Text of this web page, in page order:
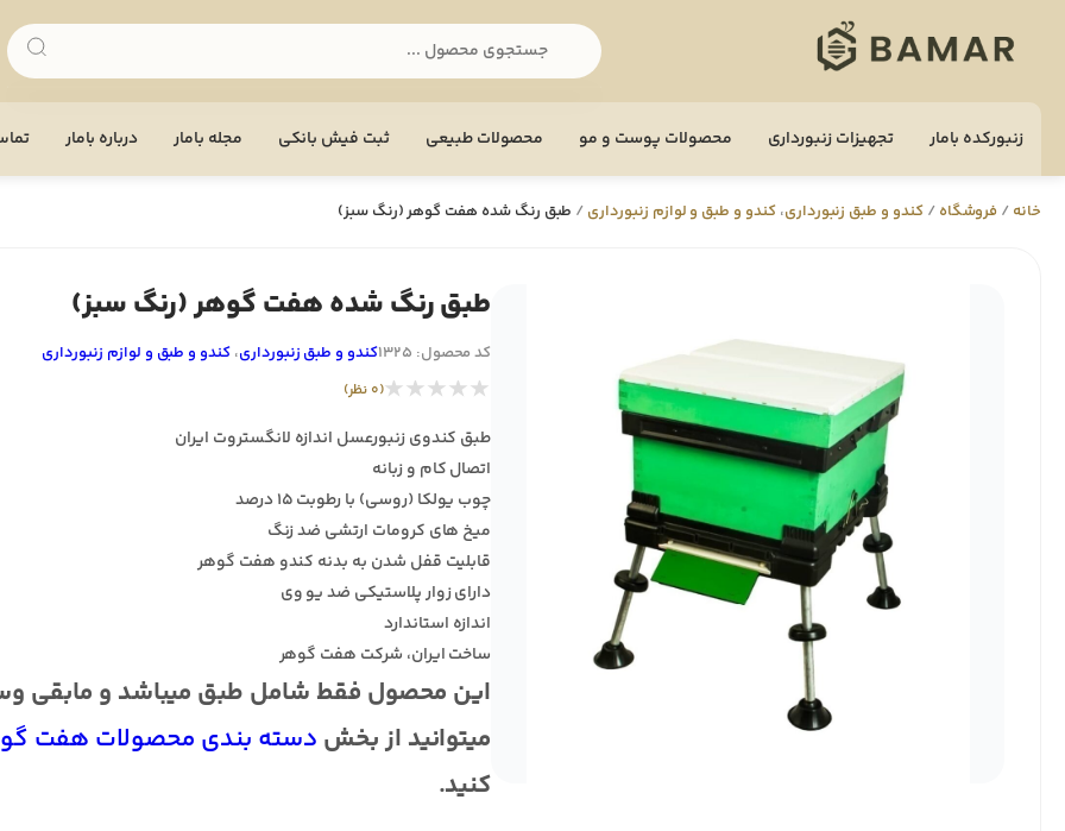
زنبورکده بامار تجهيزات زنبورداری محصولات پوست و مو محصولات طبیعی ثبت فیش بانکی مجله بامار درباره بامار
خانه / فروشگاه /کندو و طبق زنبورداری،کندو و طبق و لوازم زنبورداری / طبق رنگ شده هفت گوهر (رنگ سبز)
طبق رنگ شده هفت گوهر (رنگ سبز)
کد محصول: 1325 کندو و طبق زنبورداری، کندو و طبق و لوازم زنبورداری
★★★★★(0 نظر)
طبق کندوی زنبورعسل اندازه لانگستروت ایران
اتصال کام و زبانه
چوب یولکا (روسی) با رطوبت ۱۵ درصد
میخ های کرومات ارتشی ضد زنگ
قابلیت قفل شدن به بدنه کندو هفت گوهر
دارای زوار پلاستیکی ضد یو وی
اندازه استاندارد
ساخت ایران، شرکت هفت گوهر
این محصول فقط شامل طبق میباشد و مابقی
میتوانید از بخش دسته بندی محصولات هفت
کنید.